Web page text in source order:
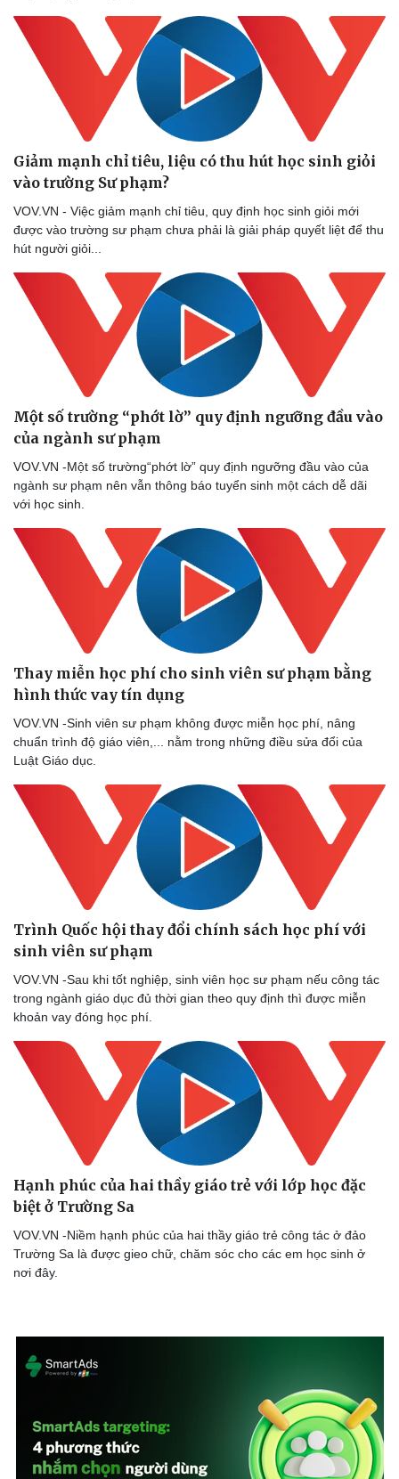
Sức khỏe
Dinh dưỡng - món ngon
Cây thuốc
Sản phụ khoa
Nhi khoa
Nam khoa
Phòng mạch online
Ăn sạch sống khỏe
Đời sống
Tình yêu - Gia đình
Văn hóa
Âm nhạc
Di sản
Thời trang
Sao Việt
Giảm mạnh chỉ tiêu, liệu có thu hút học sinh giỏi
vào trường Sư phạm?
VOV.VN - Việc giảm mạnh chỉ tiêu, quy định học sinh giỏi mới
được vào trường sư phạm chưa phải là giải pháp quyết liệt để thu
hút người giỏi...
Một số trường “phớt lờ” quy định ngưỡng đầu vào
của ngành sư phạm
VOV.VN -Một số trường“phớt lờ” quy định ngưỡng đầu vào của
ngành sư phạm nên vẫn thông báo tuyển sinh một cách dễ dãi
với học sinh.
Thay miễn học phí cho sinh viên sư phạm bằng
hình thức vay tín dụng
VOV.VN -Sinh viên sư phạm không được miễn học phí, nâng
chuẩn trình độ giáo viên,... nằm trong những điều sửa đổi của
Luật Giáo dục.
Trình Quốc hội thay đổi chính sách học phí với
sinh viên sư phạm
VOV.VN -Sau khi tốt nghiệp, sinh viên học sư phạm nếu công tác
trong ngành giáo dục đủ thời gian theo quy định thì được miễn
khoản vay đóng học phí.
Hạnh phúc của hai thầy giáo trẻ với lớp học đặc
biệt ở Trường Sa
VOV.VN -Niềm hạnh phúc của hai thầy giáo trẻ công tác ở đảo
Trường Sa là được gieo chữ, chăm sóc cho các em học sinh ở
nơi đây.